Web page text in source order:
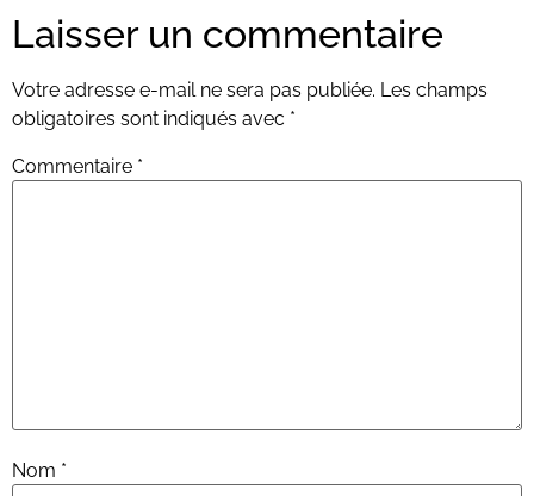
Laisser un commentaire
Votre adresse e-mail ne sera pas publiée. Les champs
obligatoires sont indiqués avec *
Commentaire *
Nom *